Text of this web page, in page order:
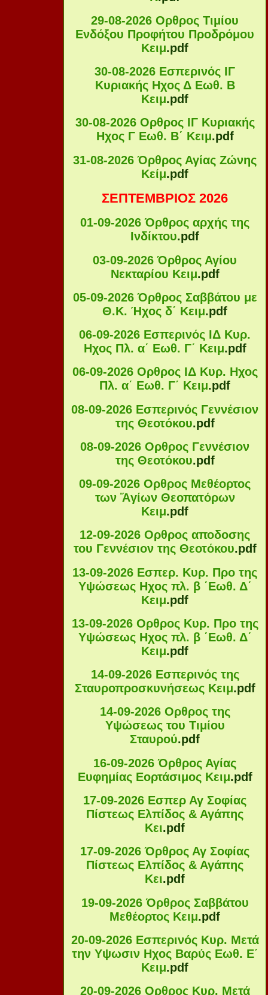
29-08-2026 Ορθρος Τιμίου
Ενδόξου Προφήτου Προδρόμου
Κειμ.pdf
30-08-2026 Εσπερινός ΙΓ
Κυριακής Ηχος Δ Εωθ. Β
Κειμ.pdf
30-08-2026 Ορθρος ΙΓ Κυριακής
Ηχος Γ Εωθ. Β΄ Κειμ.pdf
31-08-2026 Όρθρος Αγίας Ζώνης
Κείμ.pdf
ΣΕΠΤΕΜΒΡΙΟΣ 2026
01-09-2026 Όρθρος αρχής της
Ινδίκτου.pdf
03-09-2026 Όρθρος Αγίου
Νεκταρίου Κειμ.pdf
05-09-2026 Όρθρος Σαββάτου με
Θ.Κ. Ήχος δ΄ Κειμ.pdf
06-09-2026 Εσπερινός ΙΔ Κυρ.
Ηχος Πλ. α΄ Εωθ. Γ΄ Κειμ.pdf
06-09-2026 Ορθρος ΙΔ Κυρ. Ηχος
Πλ. α΄ Εωθ. Γ΄ Κειμ.pdf
08-09-2026 Εσπερινός Γεννέσιον
της Θεοτόκου.pdf
08-09-2026 Ορθρος Γεννέσιον
της Θεοτόκου.pdf
09-09-2026 Ορθρος Μεθέορτος
των Ἅγίων Θεοπατόρων
Κειμ.pdf
12-09-2026 Ορθρος αποδοσης
του Γεννέσιον της Θεοτόκου.pdf
13-09-2026 Εσπερ. Κυρ. Προ της
Υψώσεως Ηχος πλ. β ΄Εωθ. Δ΄
Κειμ.pdf
13-09-2026 Ορθρος Κυρ. Προ της
Υψώσεως Ηχος πλ. β ΄Εωθ. Δ΄
Κειμ.pdf
14-09-2026 Εσπερινός της
Σταυροπροσκυνήσεως Κειμ.pdf
14-09-2026 Ορθρος της
Υψώσεως του Τιμίου
Σταυρού.pdf
16-09-2026 Όρθρος Αγίας
Ευφημίας Εορτάσιμος Κειμ.pdf
17-09-2026 Εσπερ Αγ Σοφίας
Πίστεως Ελπίδος & Αγάπης
Κει.pdf
17-09-2026 Όρθρος Αγ Σοφίας
Πίστεως Ελπίδος & Αγάπης
Κει.pdf
19-09-2026 Όρθρος Σαββάτου
Μεθέορτος Κειμ.pdf
20-09-2026 Εσπερινός Κυρ. Μετά
την Υψωσιν Ηχος Βαρύς Εωθ. Ε΄
Κειμ.pdf
20-09-2026 Ορθρος Κυρ. Μετά